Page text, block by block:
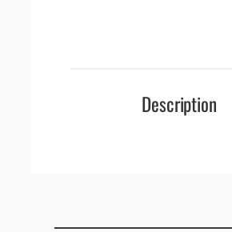
Description